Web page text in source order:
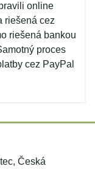
online
riešená cez
riešená bankou
proces
cez PayPal
Česká